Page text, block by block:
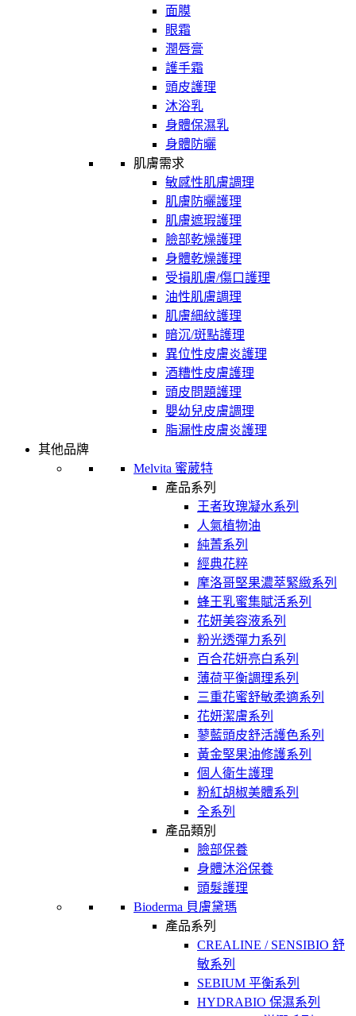
面膜
眼霜
潤唇膏
護手霜
頭皮護理
沐浴乳
身體保濕乳
身體防曬
肌膚需求
敏感性肌膚調理
肌膚防曬護理
肌膚遮瑕護理
臉部乾燥護理
身體乾燥護理
受損肌膚/傷口護理
油性肌膚調理
肌膚細紋護理
暗沉/斑點護理
異位性皮膚炎護理
酒糟性皮膚護理
頭皮問題護理
嬰幼兒皮膚調理
脂漏性皮膚炎護理
其他品牌
Melvita 蜜葳特
產品系列
王者玫瑰凝水系列
人氣植物油
純菁系列
經典花粹
摩洛哥堅果濃萃緊緻系列
蜂王乳蜜集賦活系列
花妍美容液系列
粉光透彈力系列
百合花妍亮白系列
薄荷平衡調理系列
三重花蜜舒敏柔適系列
花妍潔膚系列
蓼藍頭皮舒活護色系列
黃金堅果油修護系列
個人衛生護理
粉紅胡椒美體系列
全系列
產品類別
臉部保養
身體沐浴保養
頭髮護理
Bioderma 貝膚黛瑪
產品系列
CREALINE / SENSIBIO 舒
敏系列
SEBIUM 平衡系列
HYDRABIO 保濕系列